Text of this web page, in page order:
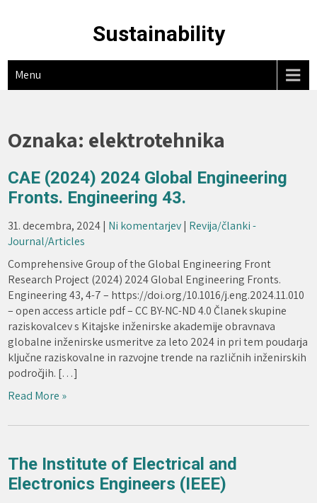
Sustainability
Menu
Oznaka: elektrotehnika
CAE (2024) 2024 Global Engineering
Fronts. Engineering 43.
31. decembra, 2024| Ni komentarjev| Revija/članki -
Journal/Articles
Comprehensive Group of the Global Engineering Front
Research Project (2024) 2024 Global Engineering Fronts.
Engineering 43, 4-7 – https://doi.org/10.1016/j.eng.2024.11.010
– open access article pdf – CC BY-NC-ND 4.0 Članek skupine
raziskovalcev s Kitajske inženirske akademije obravnava
globalne inženirske usmeritve za leto 2024 in pri tem poudarja
ključne raziskovalne in razvojne trende na različnih inženirskih
področjih. […]
Read More »
The Institute of Electrical and
Electronics Engineers (IEEE)